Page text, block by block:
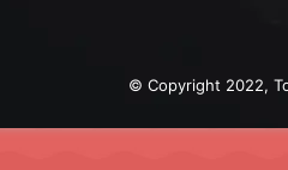
© Copyright 2022,